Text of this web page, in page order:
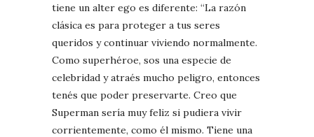
tiene un alter ego es diferente: “La razón
clásica es para proteger a tus seres
queridos y continuar viviendo normalmente.
Como superhéroe, sos una especie de
celebridad y atraés mucho peligro, entonces
tenés que poder preservarte. Creo que
Superman sería muy feliz si pudiera vivir
corrientemente, como él mismo. Tiene una